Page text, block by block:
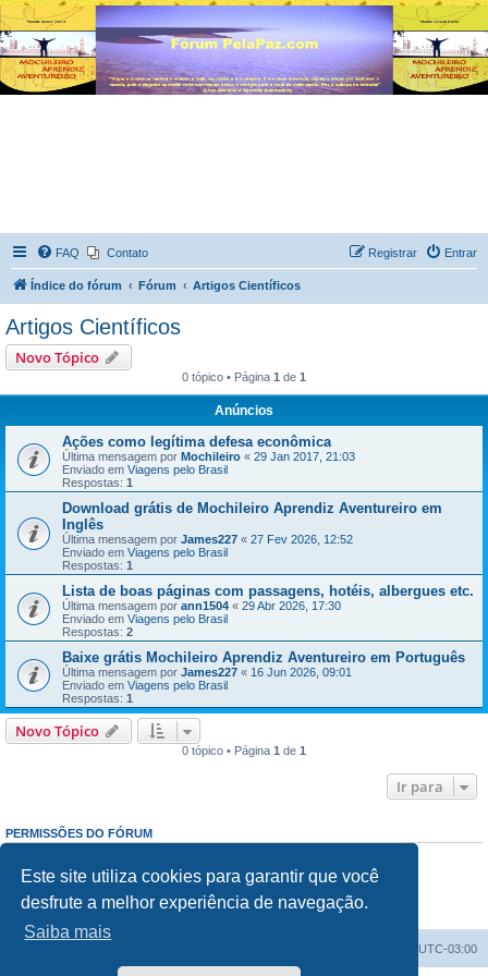
Este site utiliza cookies para garantir que você
desfrute a melhor experiência de navegação.
Saiba mais
FAQ Contato Entrar
Registrar
Índice do fórum Fórum Artigos Científicos
Artigos Científicos
Novo Tópico
0 tópico • Página 1 de 1
Anúncios
Ações como legítima defesa econômica
Última mensagem por Mochileiro « 29 Jan 2017, 21:03
Enviado em Viagens pelo Brasil
Respostas: 1
Download grátis de Mochileiro Aprendiz Aventureiro em
Inglês
Última mensagem por James227 « 27 Fev 2026, 12:52
Enviado em Viagens pelo Brasil
Respostas: 1
Lista de boas páginas com passagens, hotéis, albergues etc.
Última mensagem por ann1504 « 29 Abr 2026, 17:30
Enviado em Viagens pelo Brasil
Respostas: 2
Baixe grátis Mochileiro Aprendiz Aventureiro em Português
Última mensagem por James227 « 16 Jun 2026, 09:01
Enviado em Viagens pelo Brasil
Respostas: 1
Novo Tópico
0 tópico • Página 1 de 1
Ir para
PERMISSÕES DO FÓRUM
Responder mensagens:
Proibido
Editar mensagens:Proibido
Excluir mensagens:Proibido
UTC-03:00